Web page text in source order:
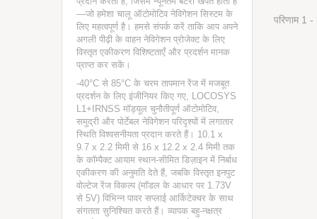
—जो हमेशा चालू ऑटोमोटिव नेविगेशन सिस्टम के
लिए महत्वपूर्ण है। हमसे संपर्क करें ताकि आप अपने
अगली पीढ़ी के वाहन नेविगेशन प्रोजेक्ट के लिए
विस्तृत एकीकरण विशिष्टताएँ और प्रदर्शन मानक
प्राप्त कर सकें।
-40°C से 85°C के चरम तापमान रेंज में मजबूत
प्रदर्शन के लिए इंजीनियर किए गए, LOCOSYS
L1+IRNSS मॉड्यूल चुनौतीपूर्ण ऑटोमोटिव,
समुद्री और पोर्टेबल नेविगेशन परिदृश्यों में लगातार
स्थिति विश्वसनीयता प्रदान करते हैं। 10.1 x
9.7 x 2.2 मिमी से 16 x 12.2 x 2.4 मिमी तक
के कॉम्पैक्ट आयाम स्थान-सीमित डिज़ाइन में निर्बाध
एकीकरण की अनुमति देते हैं, जबकि विस्तृत इनपुट
वोल्टेज रेंज विकल्प (मॉडल के आधार पर 1.73V
से 5V) विभिन्न पावर सप्लाई आर्किटेक्चर के साथ
संगतता सुनिश्चित करते हैं। व्यापक बहु-नक्षत्र
परिणाम 1